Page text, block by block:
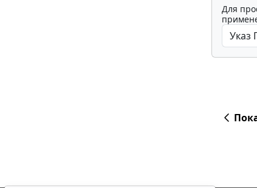
Для